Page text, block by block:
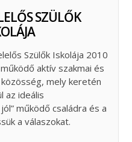
SZÜLŐK
Szülők Iskolája 2010
aktív szakmai és
közösség, mely keretén
az ideális
működő családra és a
a válaszokat.